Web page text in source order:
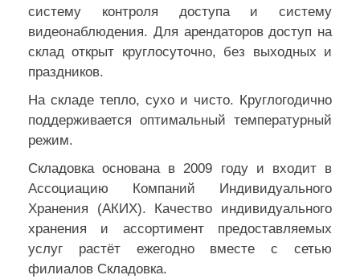
систему контроля доступа и систему
видеонаблюдения. Для арендаторов доступ на
склад открыт круглосуточно, без выходных и
праздников.
На складе тепло, сухо и чисто. Круглогодично
поддерживается оптимальный температурный
режим.
Складовка основана в 2009 году и входит в
Ассоциацию Компаний Индивидуального
Хранения (АКИХ). Качество индивидуального
хранения и ассортимент предоставляемых
услуг растёт ежегодно вместе с сетью
филиалов Складовка.